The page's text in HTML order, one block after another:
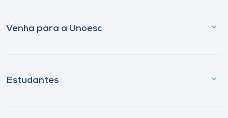
Venha para a Unoesc
Estudantes